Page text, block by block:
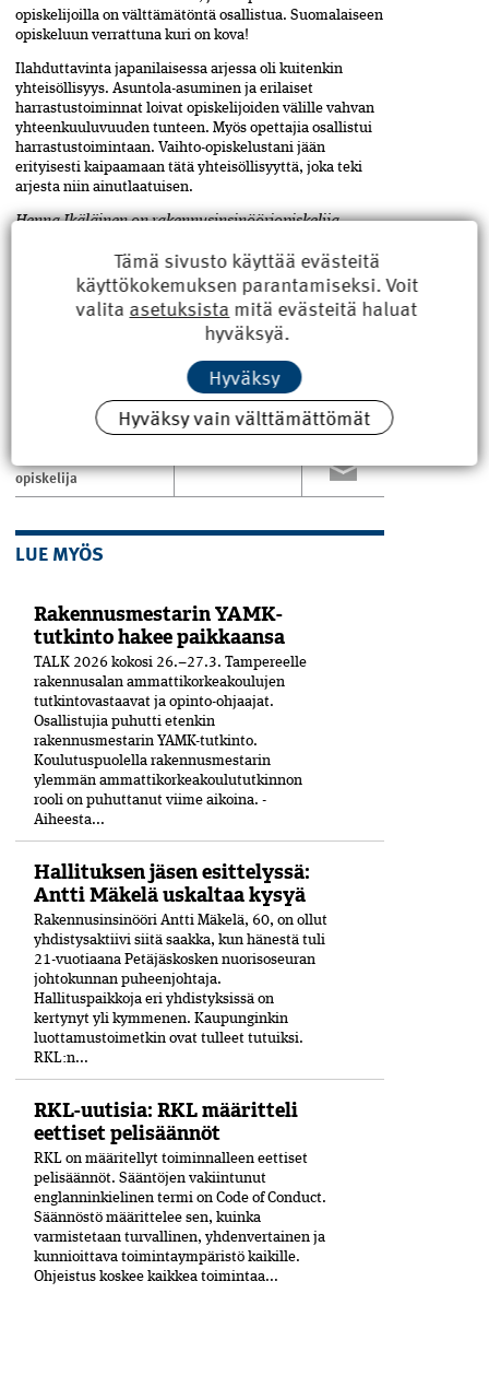
opiskelijoilla on välttämätöntä osallistua. Suomalaiseen
opiskeluun verrattuna kuri on kova!
Ilahduttavinta japanilaisessa arjessa­ oli kuitenkin
yhteisöllisyys. Asuntola-asuminen ja erilaiset
harrastustoiminnat loivat opiskelijoiden välille vahvan
yhteenkuuluvuuden tunteen. Myös opettajia osallistui
harrastustoimintaan. Vaihto-opiskelustani jään
erityisesti kaipaamaan tätä yhteisöllisyyttä, joka teki
arjesta niin ainutlaatuisen.
Henna Ikäläinen on rakennus­insinööriopiskelija
Teksti ja kuvat Henna Ikäläinen
opiskelijavaihto,
opiskelija
artikkeli
LUE MYÖS
Rakennusmestarin YAMK-
tutkinto hakee paikkaansa
TALK 2026 kokosi 26.–27.3. Tampereelle
rakennusalan ammattikorkeakoulujen
tutkintovastaavat ja opinto-ohjaajat.
Osallistujia puhutti etenkin
rakennusmestarin YAMK-tutkinto.
Koulutuspuolella rakennusmestarin
ylemmän ammattikorkeakoulututkinnon
rooli on puhuttanut viime ­aikoina. ­
Aiheesta...
Hallituksen jäsen esittelyssä:
Antti Mäkelä uskaltaa kysyä
Rakennusinsinööri Antti Mäkelä, 60, on ollut
yhdistysaktiivi siitä saakka, kun hänestä tuli
21-vuo­tiaana Petäjäskosken nuoriso­seuran
johtokunnan puheenjohtaja.
Hallituspaikkoja eri yhdistyksissä on
kertynyt yli kymmenen. Kaupunginkin
luottamustoimetkin ovat tulleet tutuiksi.
RKL:n...
RKL-uutisia: RKL määritteli
eettiset pelisäännöt
RKL on määritellyt toiminnalleen eettiset
peli­säännöt. Sääntöjen vakiintunut
englanninkielinen termi on Code of Conduct.
Säännöstö määrittelee sen, kuinka
varmistetaan turvallinen, yhdenvertainen ja
kun­nioittava toimintaympäristö kaikille.
Ohjeistus koskee kaikkea toimintaa...
Tämä sivusto käyttää evästeitä
käyttökokemuksen parantamiseksi. Voit
valita asetuksista mitä evästeitä haluat
hyväksyä.
Hyväksy
Hyväksy vain välttämättömät